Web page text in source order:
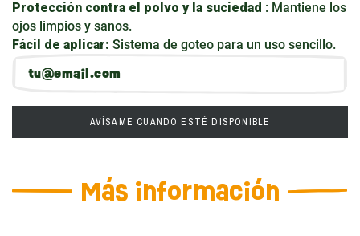
Protección contra el polvo y la suciedad : Mantiene los
ojos limpios y sanos.
Fácil de aplicar: Sistema de goteo para un uso sencillo.
AVÍSAME CUANDO ESTÉ DISPONIBLE
Más información